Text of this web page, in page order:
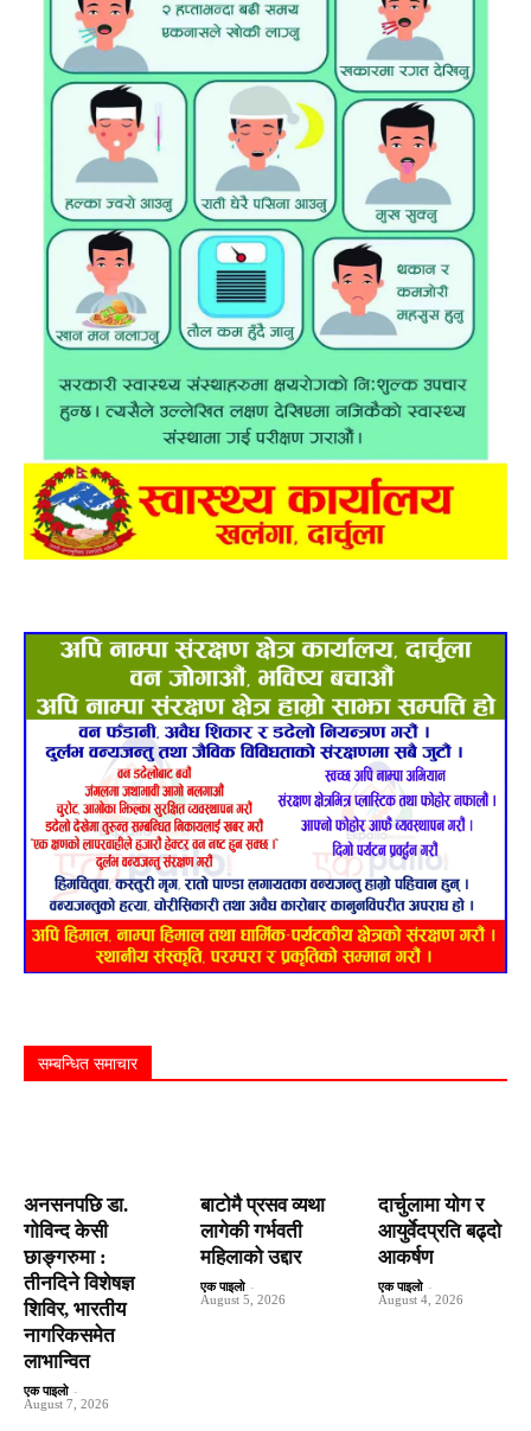
सम्बन्धित समाचार
अनसनपछि डा.
गोविन्द केसी
छाङ्गरुमा :
तीनदिने विशेषज्ञ
शिविर, भारतीय
नागरिकसमेत
लाभान्वित
एक पाइलो -
August 7, 2026
बाटाेमै प्रसव व्यथा
लागेकी गर्भवती
महिलाको उद्दार
एक पाइलो -
August 5, 2026
दार्चुलामा योग र
आयुर्वेदप्रति बढ्दो
आकर्षण
एक पाइलो -
August 4, 2026